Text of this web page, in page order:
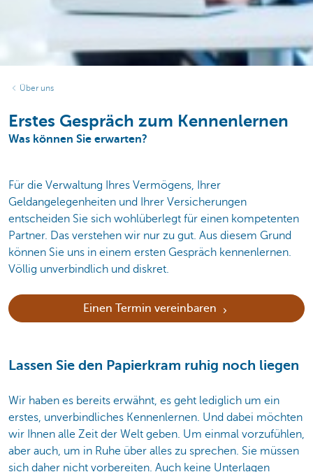
Über uns
Erstes Gespräch zum Kennenlernen
Was können Sie erwarten?
Für die Verwaltung Ihres Vermögens, Ihrer
Geldangelegenheiten und Ihrer Versicherungen
entscheiden Sie sich wohlüberlegt für einen kompetenten
Partner. Das verstehen wir nur zu gut. Aus diesem Grund
können Sie uns in einem ersten Gespräch kennenlernen.
Völlig unverbindlich und diskret.
Einen Termin vereinbaren
Lassen Sie den Papierkram ruhig noch liegen
Wir haben es bereits erwähnt, es geht lediglich um ein
erstes, unverbindliches Kennenlernen. Und dabei möchten
wir Ihnen alle Zeit der Welt geben. Um einmal vorzufühlen,
aber auch, um in Ruhe über alles zu sprechen. Sie müssen
sich daher nicht vorbereiten. Auch keine Unterlagen